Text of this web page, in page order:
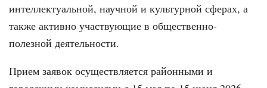
интеллектуальной, научной и культурной сферах, а
также активно участвующие в общественно-
полезной деятельности.
Прием заявок осуществляется районными и